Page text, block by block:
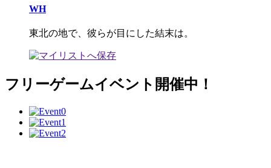
WH
東北の地で、彼らが目にした結末は。
フリーゲームイベント開催中！